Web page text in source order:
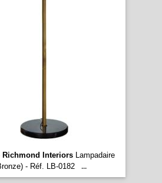
Richmond InteriorsLampadaire
- Réf. LB-0182
...